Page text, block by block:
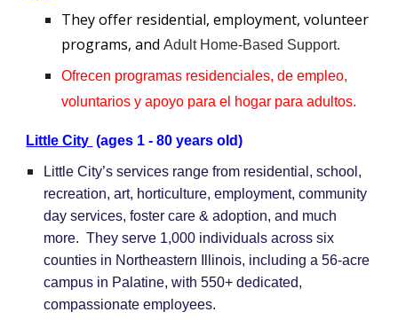
They offer residential, employment, volunteer
programs, andAdult Home-Based Support.
Ofrecen programas residenciales, de empleo,
voluntarios y apoyo para el hogar para adultos.
Little City (ages 1 - 80 years old)
Little City’s services range from residential, school,
recreation, art, horticulture, employment, community
day services, foster care & adoption, and much
more. They serve 1,000 individuals across six
counties in Northeastern Illinois, including a 56-acre
campus in Palatine, with 550+ dedicated,
compassionate employees.